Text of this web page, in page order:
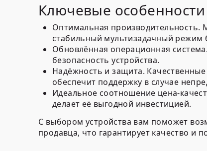
Ключевые особенности
Оптимальная производительность.
стабильный мультизадачный режим
Обновлённая операционная система.
безопасность устройства.
Надёжность и защита.
обеспечит поддержку в случае
Идеальное соотношение цена-
делает её выгодной инвестицией.
С выбором устройства вам поможет
продавца, что гарантирует качество и